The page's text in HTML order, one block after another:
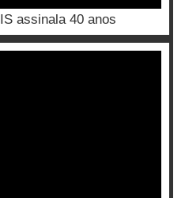
assinala 40 anos